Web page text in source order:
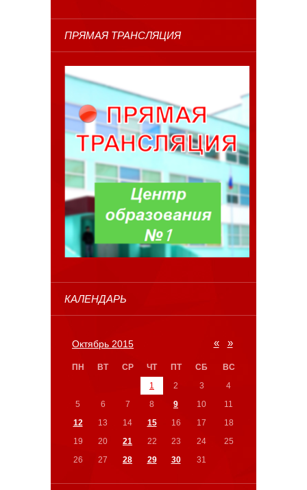
ПРЯМАЯ ТРАНСЛЯЦИЯ
КАЛЕНДАРЬ
«
Октябрь 2015 »
ПН ВТ СР ЧТ ПТ СБ
ВС
1
2 3
4
5
6 7 8 9 10
11
12
13 14 15 16 17
18
19
20 21 22 23 24
25
26
27 28 29 30 31